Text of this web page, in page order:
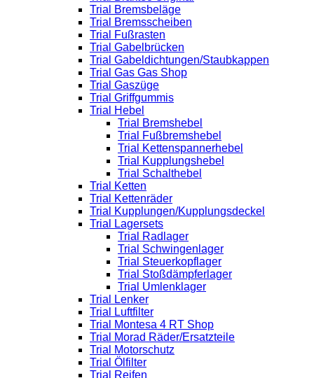
Trial Bremsbeläge
Trial Bremsscheiben
Trial Fußrasten
Trial Gabelbrücken
Trial Gabeldichtungen/Staubkappen
Trial Gas Gas Shop
Trial Gaszüge
Trial Griffgummis
Trial Hebel
Trial Bremshebel
Trial Fußbremshebel
Trial Kettenspannerhebel
Trial Kupplungshebel
Trial Schalthebel
Trial Ketten
Trial Kettenräder
Trial Kupplungen/Kupplungsdeckel
Trial Lagersets
Trial Radlager
Trial Schwingenlager
Trial Steuerkopflager
Trial Stoßdämpferlager
Trial Umlenklager
Trial Lenker
Trial Luftfilter
Trial Montesa 4 RT Shop
Trial Morad Räder/Ersatzteile
Trial Motorschutz
Trial Ölfilter
Trial Reifen